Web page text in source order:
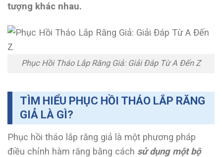
tượng khác nhau.
Phục Hồi Tháo Lắp Răng Giả: Giải Đáp Từ A Đến Z
TÌM HIỂU PHỤC HỒI THÁO LẮP RĂNG
GIẢ LÀ GÌ?
Phục hồi tháo lắp răng giả là một phương pháp
điều chỉnh hàm răng bằng cách sử dụng một bộ